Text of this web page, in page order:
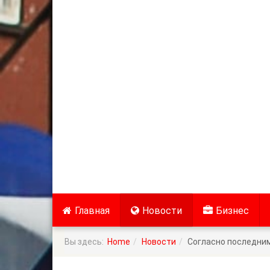
Главная Новости Бизнес
Вы здесь: Home Новости Согласно